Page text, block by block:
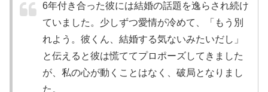
6年付き合った彼には結婚の話題を逸らされ続け
ていました。少しずつ愛情が冷めて、「もう別
れよう。彼くん、結婚する気ないみたいだし」
と伝えると彼は慌ててプロポーズしてきました
が、私の心が動くことはなく、破局となりまし
た。